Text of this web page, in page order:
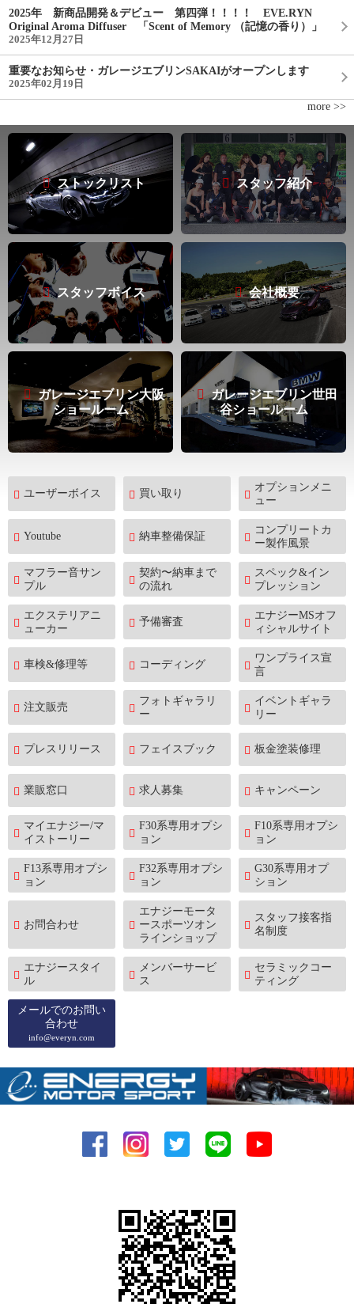
2025年 新商品開発＆デビュー 第四弾！！！！ EVE.RYN
Original Aroma Diffuser 「Scent of Memory （記憶の香り）」
2025年12月27日
重要なお知らせ・ガレージエブリンSAKAIがオープンします
2025年02月19日
more >>
ストックリスト スタッフ紹介
スタッフボイス 会社概要
ガレージエブリン大阪
ショールーム
ガレージエブリン世田
谷ショールーム
ユーザーボイス 買い取り
オプションメニ
ュー
Youtube 納車整備保証
コンプリートカ
ー製作風景
マフラー音サン
プル
契約〜納車まで
の流れ
スペック&イン
プレッション
エクステリアニ
ューカー
予備審査
エナジーMSオフ
ィシャルサイト
車検&修理等 コーディング
ワンプライス宣
言
注文販売
フォトギャラリ
ー
イベントギャラ
リー
プレスリリース フェイスブック 板金塗装修理
業販窓口 求人募集 キャンペーン
マイエナジー/マ
イストーリー
F30系専用オプシ
ョン
F10系専用オプシ
ョン
F13系専用オプシ
ョン
F32系専用オプシ
ョン
G30系専用オプ
ション
お問合わせ
エナジーモータ
ースポーツオン
ラインショップ
スタッフ接客指
名制度
エナジースタイ
ル
メンバーサービ
ス
セラミックコー
ティング
メールでのお問い
合わせ
info@everyn.com